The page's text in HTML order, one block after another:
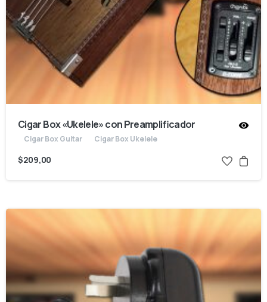
Cigar Box «Ukelele» con Preamplificador
Cigar Box Guitar Cigar Box Ukelele
$209,00